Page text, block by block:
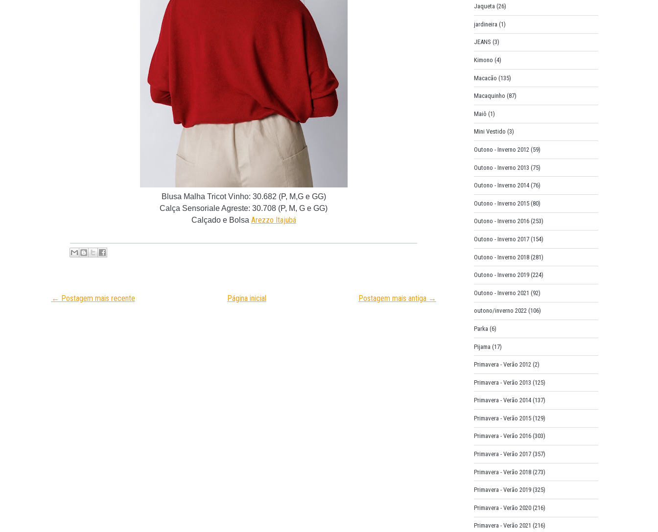
Blusa Malha Tricot Vinho: 30.682 (P, M,G e GG)
Calça Sensoriale Agreste: 30.708 (P, M, G e GG)
Calçado e Bolsa Arezzo Itajubá
← Postagem mais recente Postagem mais antiga →
Página inicial
Jaqueta (26)
jardineira (1)
JEANS (3)
Kimono (4)
Macacão (135)
Macaquinho (87)
Maiô (1)
Mini Vestido (3)
Outono - Inverno 2012 (59)
Outono - Inverno 2013 (75)
Outono - Inverno 2014 (76)
Outono - Inverno 2015 (80)
Outono - Inverno 2016 (253)
Outono - Inverno 2017 (154)
Outono - Inverno 2018 (281)
Outono - Inverno 2019 (224)
Outono - Inverno 2021 (92)
outono/inverno 2022 (106)
Parka (6)
Pijama (17)
Primavera - Verão 2012 (2)
Primavera - Verão 2013 (125)
Primavera - Verão 2014 (137)
Primavera - Verão 2015 (129)
Primavera - Verão 2016 (303)
Primavera - Verão 2017 (357)
Primavera - Verão 2018 (273)
Primavera - Verão 2019 (325)
Primavera - Verão 2020 (216)
Primavera - Verão 2021 (216)